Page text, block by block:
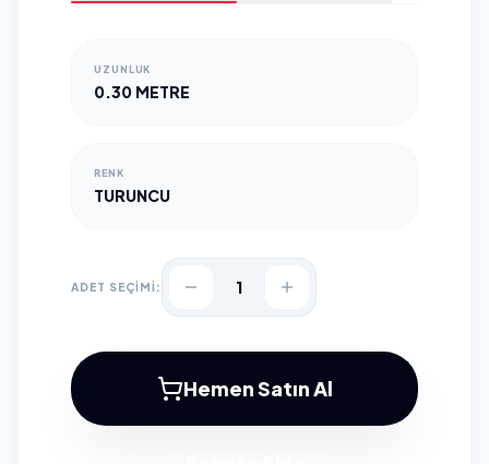
UZUNLUK
0.30 METRE
RENK
TURUNCU
ADET SEÇİMİ: 1
Hemen Satın Al